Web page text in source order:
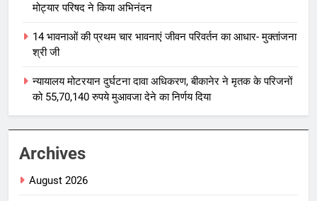
मोट्यार परिषद ने किया अभिनंदन
14 भावनाओं की प्रथम चार भावनाएं जीवन परिवर्तन का आधार- मुक्तांजना
श्री जी
न्यायालय मोटरयान दुर्घटना दावा अधिकरण, बीकानेर ने मृतक के परिजनों
को 55,70,140 रुपये मुआवजा देने का निर्णय दिया
Archives
August 2026